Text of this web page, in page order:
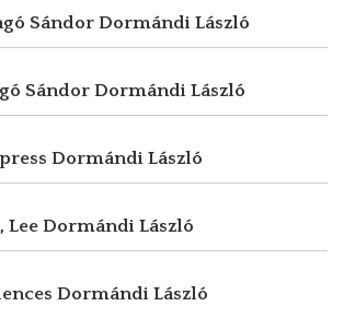
Sándor Dormándi László
Sándor Dormándi László
Dormándi László
Lee Dormándi László
Dormándi László